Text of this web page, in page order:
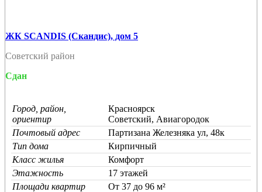
ЖК SCANDIS (Скандис), дом 5
Советский район
Сдан
Город, район,
ориентир
Красноярск
Советский, Авиагородок
Почтовый адрес
Партизана Железняка ул, 48к
Тип дома
Кирпичный
Класс жилья
Комфорт
Этажность
17 этажей
Площади квартир
От 37 до 96 м²